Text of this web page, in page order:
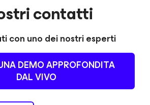
contatti
con uno dei nostri esperti
DEMO APPROFONDITA
DAL VIVO